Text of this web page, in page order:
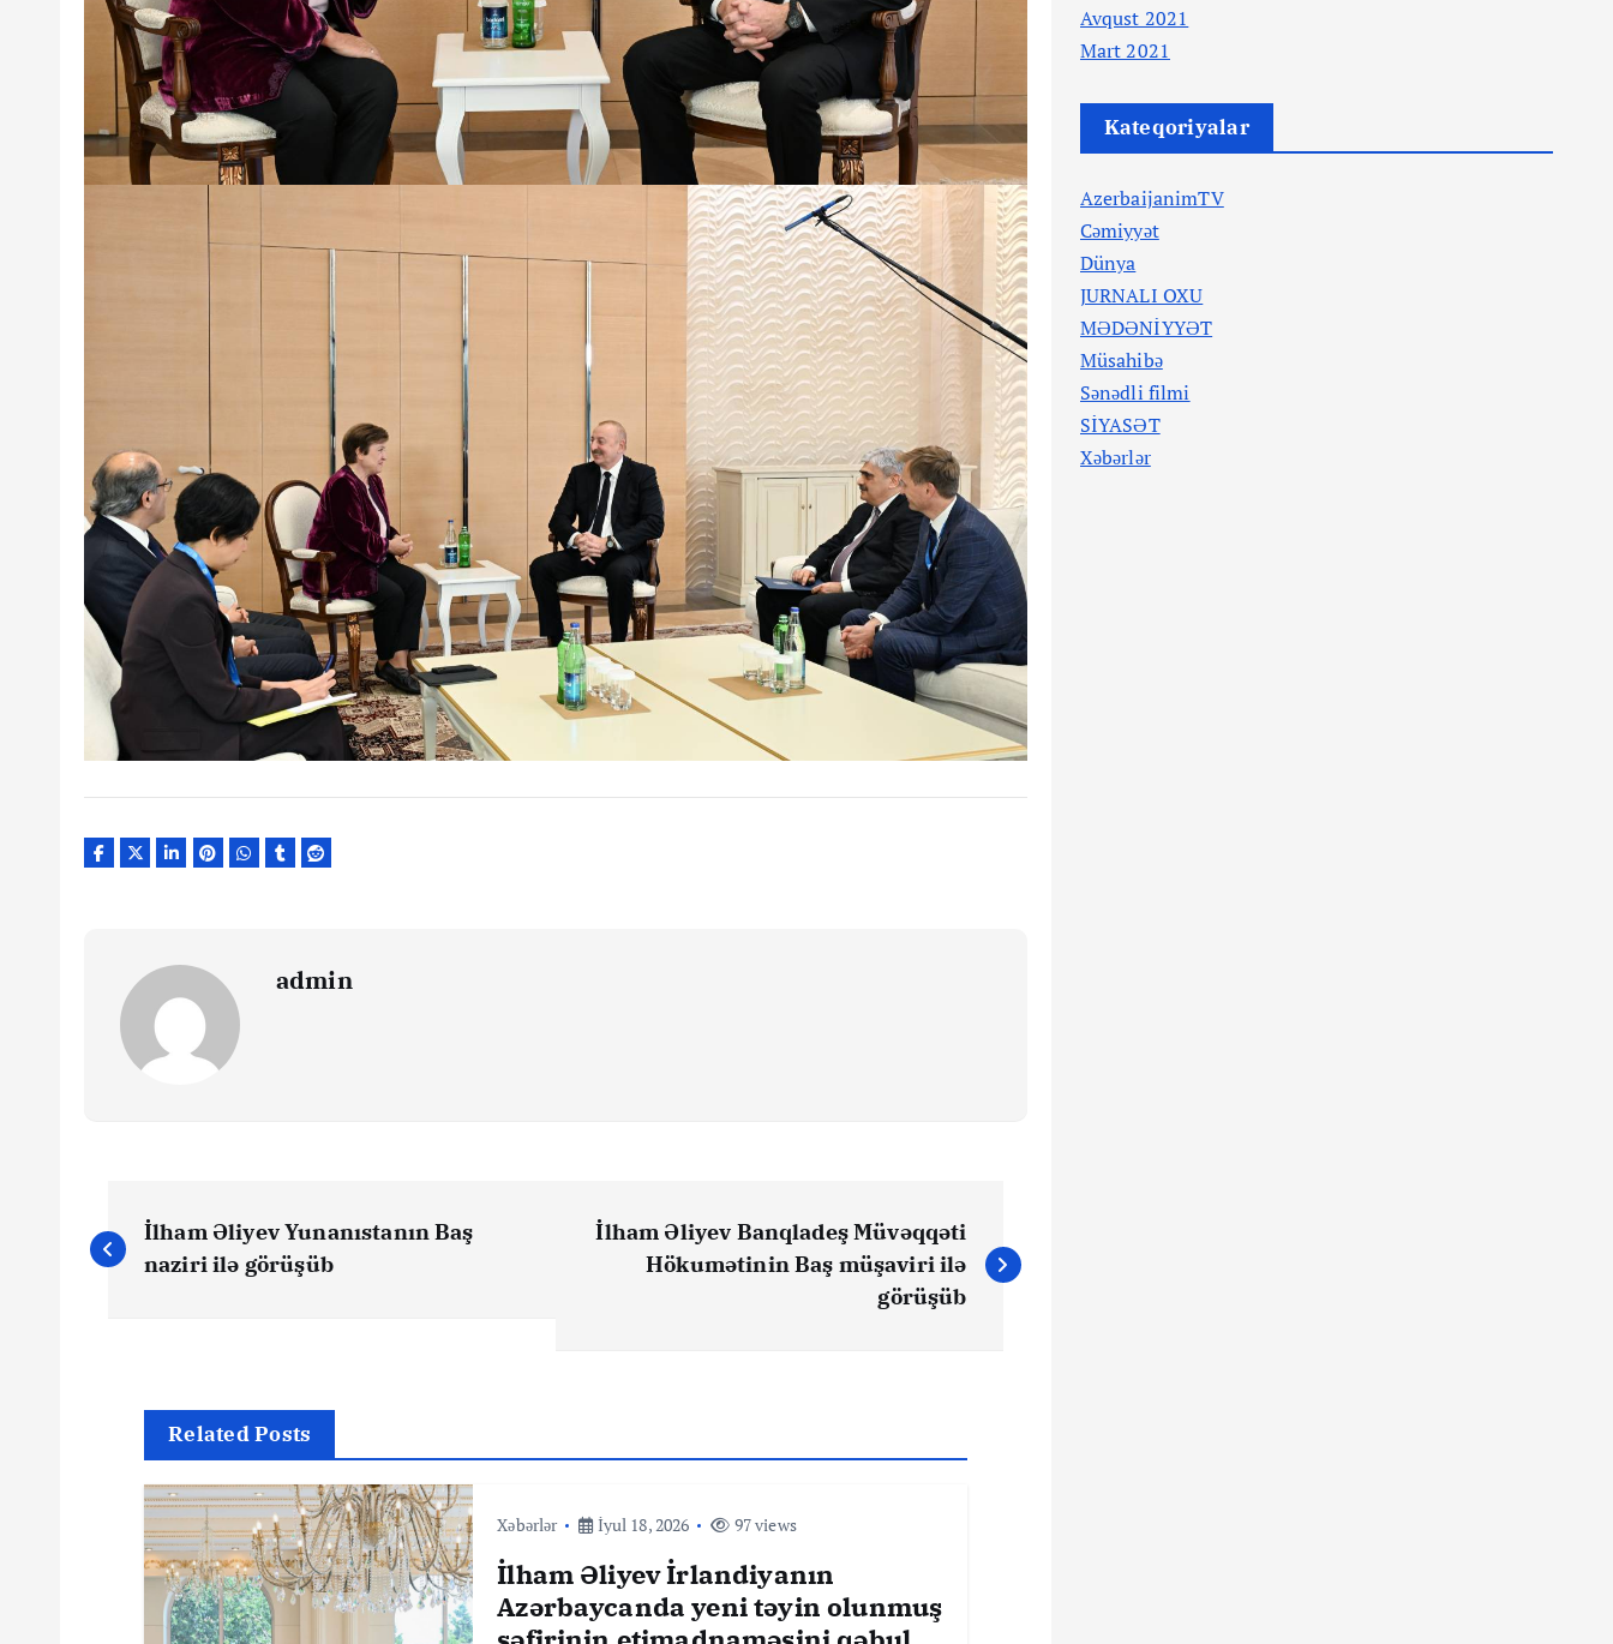
admin
Y
a
İlham Əliyev Yunanıstanın Baş
naziri ilə görüşüb
İlham Əliyev Banqladeş Müvəqqəti
Hökumətinin Baş müşaviri ilə
görüşüb
Related Posts
Xəbərlər İyul 18, 2026 97 views
İlham Əliyev İrlandiyanın
Azərbaycanda yeni təyin olunmuş
Avqust 2021
Mart 2021
Kateqoriyalar
AzerbaijanimTV
Cəmiyyət
Dünya
JURNALI OXU
MƏDƏNİYYƏT
Müsahibə
Sənədli filmi
SİYASƏT
Xəbərlər